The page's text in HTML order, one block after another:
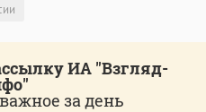
ИА "Взгляд-
за день